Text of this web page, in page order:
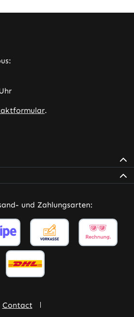
.
– öffnet in neuem Tab
vorbei – öffnet in neuem Tab
und Zahlungsarten:
Contact